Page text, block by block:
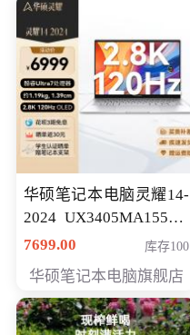
华硕笔记本电脑灵耀14-
2024 UX3405MA155夜
空蓝 oled 智慧轻薄本 会
7699.00 库存100
华硕笔记本电脑旗舰店